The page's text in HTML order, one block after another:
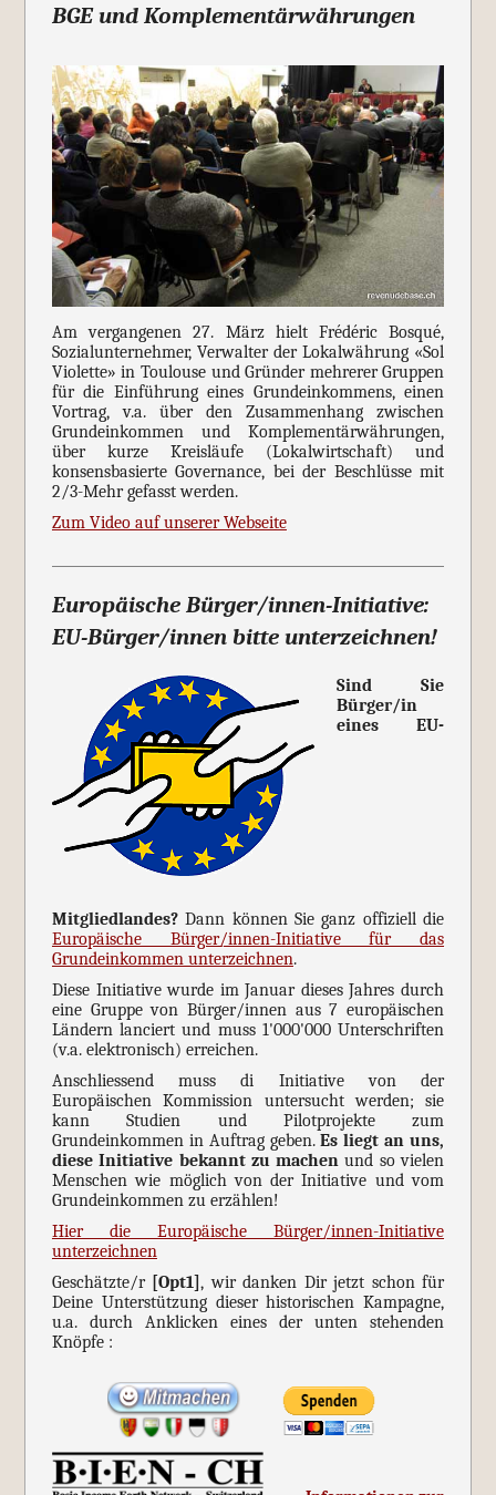
BGE und Komplementärwährungen
Am vergangenen 27. März hielt Frédéric Bosqué,
Sozialunternehmer, Verwalter der Lokalwährung «Sol
Violette» in Toulouse und Gründer mehrerer Gruppen
für die Einführung eines Grundeinkommens, einen
Vortrag, v.a. über den Zusammenhang zwischen
Grundeinkommen und Komplementärwährungen,
über kurze Kreisläufe (Lokalwirtschaft) und
konsensbasierte Governance, bei der Beschlüsse mit
2/3-Mehr gefasst werden.
Zum Video auf unserer Webseite
Europäische Bürger/innen-Initiative:
EU-Bürger/innen bitte unterzeichnen!
Sind Sie
Bürger/in
eines EU-
Mitgliedlandes?Dann können Sie ganz offiziell die
Europäische Bürger/innen-Initiative für das
Grundeinkommen unterzeichnen.
Diese Initiative wurde im Januar dieses Jahres durch
eine Gruppe von Bürger/innen aus 7 europäischen
Ländern lanciert und muss 1'000'000 Unterschriften
(v.a. elektronisch) erreichen.
Anschliessend muss di Initiative von der
Europäischen Kommission untersucht werden; sie
kann Studien und Pilotprojekte zum
Grundeinkommen in Auftrag geben.Es liegt an uns,
diese Initiative bekannt zu machen und so vielen
Menschen wie möglich von der Initiative und vom
Grundeinkommen zu erzählen!
Hier die Europäische Bürger/innen-Initiative
unterzeichnen
Geschätzte/r [Opt1], wir danken Dir jetzt schon für
Deine Unterstützung dieser historischen Kampagne,
u.a. durch Anklicken eines der unten stehenden
Knöpfe :